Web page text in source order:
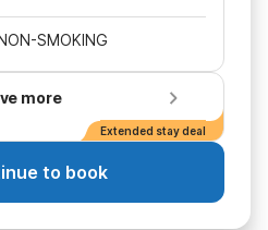
SMOKING
more
Extended stay deal
to book